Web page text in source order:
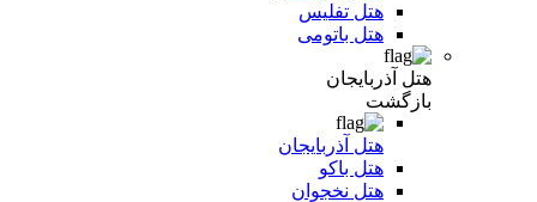
هتل تفلیس
هتل باتومی
هتل آذربایجان
بازگشت
هتل آذربایجان
هتل باکو
هتل نخجوان